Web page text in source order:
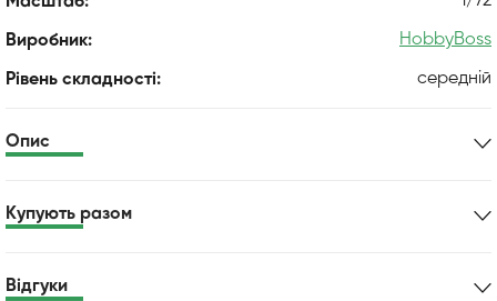
Виробник: HobbyBoss
Рівень складності: середній
Опис
Купують разом
Відгуки